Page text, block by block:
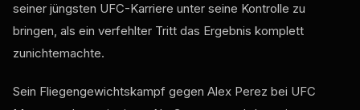
seiner jüngsten UFC-Karriere unter seine Kontrolle zu
bringen, als ein verfehlter Tritt das Ergebnis komplett
zunichtemachte.
Sein Fliegengewichtskampf gegen Alex Perez bei UFC